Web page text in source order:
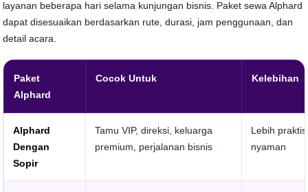
layanan beberapa hari selama kunjungan bisnis. Paket sewa Alphard
dapat disesuaikan berdasarkan rute, durasi, jam penggunaan, dan
detail acara.
Paket
Alphard
Cocok Untuk Kelebihan
Alphard
Dengan
Sopir
Tamu VIP, direksi, keluarga
premium, perjalanan bisnis
Lebih
nyaman